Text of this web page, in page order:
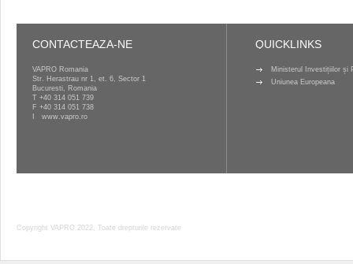
CONTACTEAZA-NE
VAPRO Romania
Str. Herastrau nr 1, et. 6, Sector 1
Bucuresti, Romania
T +40 314 051 739
F +40 314 051 738
www.vapro.ro
QUICKLINKS
Ministerul Investițiilor și
Uniunea Europeana
Copyright VAPRO 2022, Toate drepturile rezervate